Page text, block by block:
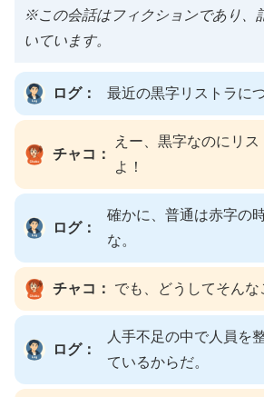
※この会話はフィクションであり、
いています。
ログ： 最近の黒字リストラに
チャコ：
えー、黒字なのにリ
よ！
ログ：
確かに、普通は赤字の
な。
チャコ： でも、どうしてそんな
ログ：
人手不足の中で人員を
ているからだ。